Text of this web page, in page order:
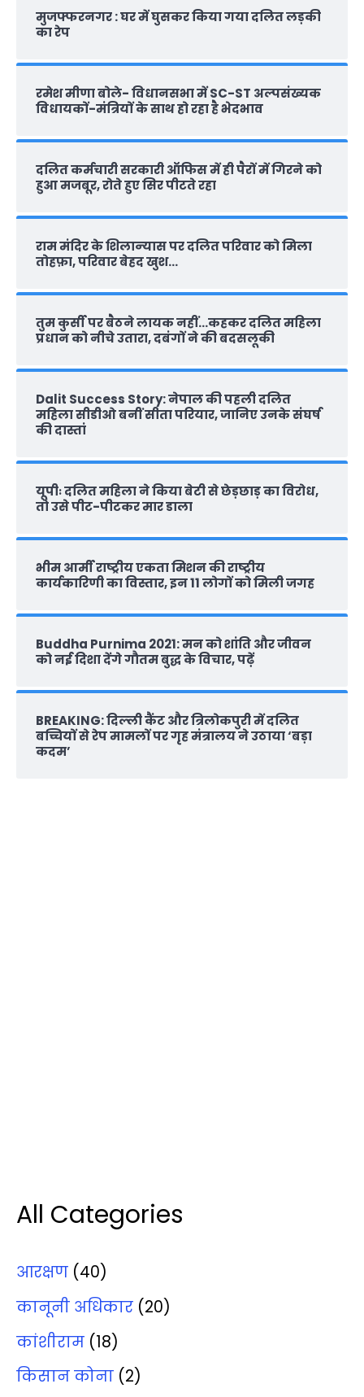
मुजफ्फरनगर : घर में घुसकर किया गया दलित लड़की
का रेप
रमेश मीणा बोले- विधानसभा में SC-ST अल्पसंख्यक
विधायकों-मंत्रियों के साथ हो रहा है भेदभाव
दलित कर्मचारी सरकारी ऑफ‍िस में ही पैरों में गिरने को
हुआ मजबूर, रोते हुए सिर पीटते रहा
राम मंदिर के शिलान्‍यास पर दलित परिवार को मिला
तोहफ़ा, परिवार बेहद खुश…
तुम कुर्सी पर बैठने लायक नहीं…कहकर दलित महिला
प्रधान को नीचे उतारा, दबंगों ने की बदसलूकी
Dalit Success Story: नेपाल की पहली दलित
महिला सीडीओ बनीं सीता परियार, जानिए उनके संघर्ष
की दास्‍तां
यूपीः दलित महिला ने किया बेटी से छेड़छाड़ का विरोध,
तो उसे पीट-पीटकर मार डाला
भीम आर्मी राष्‍ट्रीय एकता मिशन की राष्‍ट्रीय
कार्यकारिणी का विस्तार, इन 11 लोगों को मिली जगह
Buddha Purnima 2021: मन को शांति और जीवन
को नई दिशा देंगे गौतम बुद्ध के विचार, पढ़ें
BREAKING: दिल्‍ली कैंट और त्रिलोकपुरी में दलित
बच्चियों से रेप मामलों पर गृह मंत्रालय ने उठाया ‘बड़ा
कदम’
All Categories
आरक्षण (40)
कानूनी अधिकार (20)
कांशीराम (18)
किसान कोना (2)